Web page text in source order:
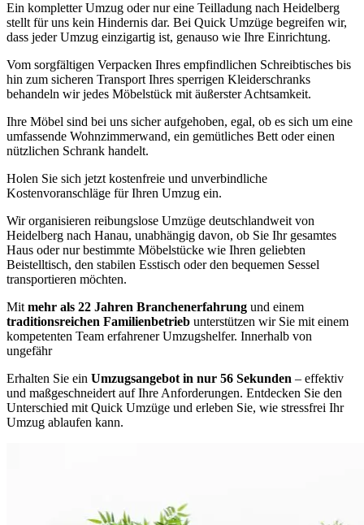
Ein kompletter Umzug oder nur eine Teilladung nach Heidelberg
stellt für uns kein Hindernis dar. Bei Quick Umzüge begreifen wir,
dass jeder Umzug einzigartig ist, genauso wie Ihre Einrichtung.
Vom sorgfältigen Verpacken Ihres empfindlichen Schreibtisches bis
hin zum sicheren Transport Ihres sperrigen Kleiderschranks
behandeln wir jedes Möbelstück mit äußerster Achtsamkeit.
Ihre Möbel sind bei uns sicher aufgehoben, egal, ob es sich um eine
umfassende Wohnzimmerwand, ein gemütliches Bett oder einen
nützlichen Schrank handelt.
Holen Sie sich jetzt kostenfreie und unverbindliche
Kostenvoranschläge für Ihren Umzug ein.
Wir organisieren reibungslose Umzüge deutschlandweit von
Heidelberg nach Hanau, unabhängig davon, ob Sie Ihr gesamtes
Haus oder nur bestimmte Möbelstücke wie Ihren geliebten
Beistelltisch, den stabilen Esstisch oder den bequemen Sessel
transportieren möchten.
Mit mehr als 22 Jahren Branchenerfahrung und einem
traditionsreichen Familienbetrieb unterstützen wir Sie mit einem
kompetenten Team erfahrener Umzugshelfer. Innerhalb von
ungefähr
Erhalten Sie ein Umzugsangebot in nur 56 Sekunden – effektiv
und maßgeschneidert auf Ihre Anforderungen. Entdecken Sie den
Unterschied mit Quick Umzüge und erleben Sie, wie stressfrei Ihr
Umzug ablaufen kann.